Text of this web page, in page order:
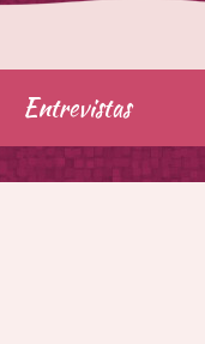
Entrevistas